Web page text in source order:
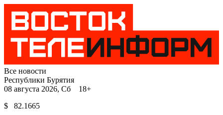
Все новости
Республики Бурятия
08 августа 2026, Сб 18+
$ 82.1665